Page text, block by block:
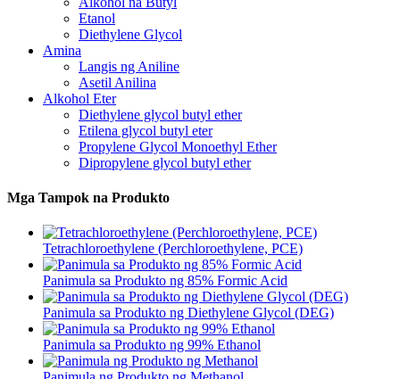
Etanol
Diethylene Glycol
Amina
Langis ng Aniline
Asetil Anilina
Alkohol Eter
Diethylene glycol butyl ether
Etilena glycol butyl eter
Propylene Glycol Monoethyl Ether
Dipropylene glycol butyl ether
Mga Tampok na Produkto
Tetrachloroethylene (Perchloroethylene, PCE)
Panimula sa Produkto ng 85% Formic Acid
Panimula sa Produkto ng Diethylene Glycol (DEG)
Panimula sa Produkto ng 99% Ethanol